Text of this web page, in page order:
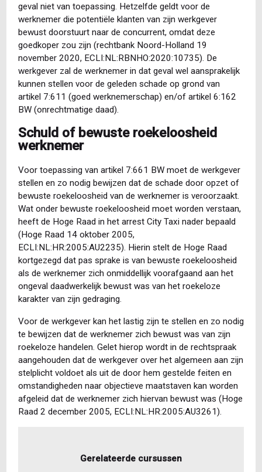
geval niet van toepassing. Hetzelfde geldt voor de
werknemer die potentiële klanten van zijn werkgever
bewust doorstuurt naar de concurrent, omdat deze
goedkoper zou zijn (rechtbank Noord-Holland 19
november 2020, ECLI:NL:RBNHO:2020:10735). De
werkgever zal de werknemer in dat geval wel aansprakelijk
kunnen stellen voor de geleden schade op grond van
artikel 7:611 (goed werknemerschap) en/of artikel 6:162
BW (onrechtmatige daad).
Schuld of bewuste roekeloosheid
werknemer
Voor toepassing van artikel 7:661 BW moet de werkgever
stellen en zo nodig bewijzen dat de schade door opzet of
bewuste roekeloosheid van de werknemer is veroorzaakt.
Wat onder bewuste roekeloosheid moet worden verstaan,
heeft de Hoge Raad in het arrest City Taxi nader bepaald
(Hoge Raad 14 oktober 2005,
ECLI:NL:HR:2005:AU2235). Hierin stelt de Hoge Raad
kortgezegd dat pas sprake is van bewuste roekeloosheid
als de werknemer zich onmiddellijk voorafgaand aan het
ongeval daadwerkelijk bewust was van het roekeloze
karakter van zijn gedraging.
Voor de werkgever kan het lastig zijn te stellen en zo nodig
te bewijzen dat de werknemer zich bewust was van zijn
roekeloze handelen. Gelet hierop wordt in de rechtspraak
aangehouden dat de werkgever over het algemeen aan zijn
stelplicht voldoet als uit de door hem gestelde feiten en
omstandigheden naar objectieve maatstaven kan worden
afgeleid dat de werknemer zich hiervan bewust was (Hoge
Raad 2 december 2005, ECLI:NL:HR:2005:AU3261).
Gerelateerde cursussen